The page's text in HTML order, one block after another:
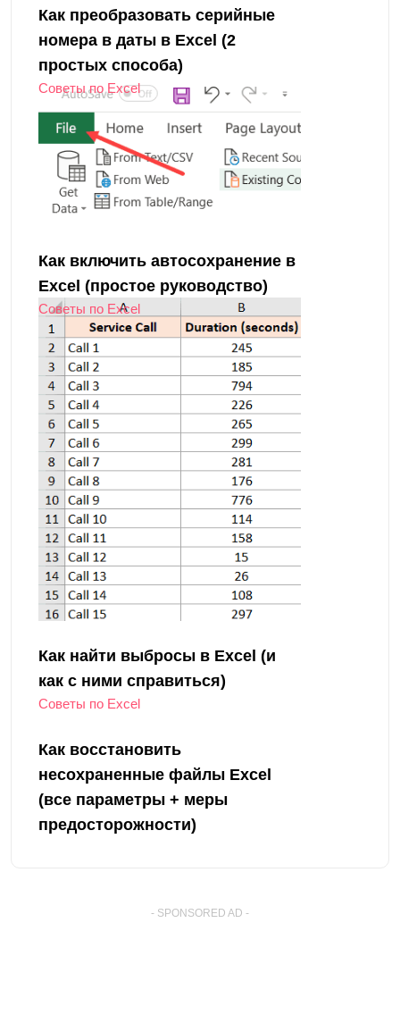
Как преобразовать серийные
номера в даты в Excel (2
простых способа)
Советы по Excel
Как включить автосохранение в
Excel (простое руководство)
Советы по Excel
Как найти выбросы в Excel (и
как с ними справиться)
Советы по Excel
Как восстановить
несохраненные файлы Excel
(все параметры + меры
предосторожности)
- SPONSORED AD -